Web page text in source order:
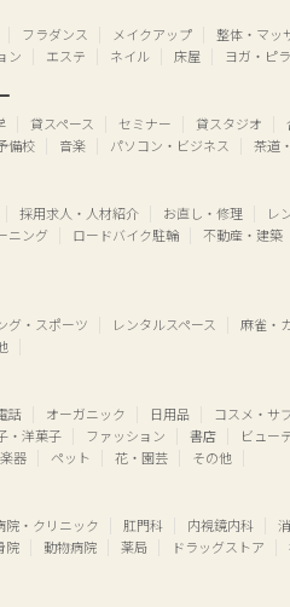
フラダンス メイクアップ 整体・マッ
ン エステ ネイル 床屋 ヨガ・ピ
貸スペース セミナー 貸スタジオ
備校 音楽 パソコン・ビジネス 茶道
採用求人・人材紹介 お直し・修理 レ
ニング ロードバイク駐輪 不動産・建築
グ・スポーツ レンタルスペース 麻雀・
話 オーガニック 日用品 コスメ・サ
・洋菓子 ファッション 書店 ビュー
器 ペット 花・園芸 その他
院・クリニック 肛門科 内視鏡内科
院 動物病院 薬局 ドラッグストア